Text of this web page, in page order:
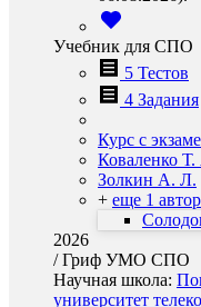
Учебник для СПО
5 Тестов
4 Задания
Курс с
Коваленко
Золкин А. Л.
+ еще 1 автор
2026
/Гриф УМО СПО
Научная школа:
университет